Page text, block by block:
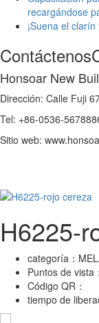
recargándose
¡Suena el
Contáctenos
Honsoar New
Dirección: Calle Fuji
Tel: +86-0536-
Sitio web:
H6225-
categoría：
Puntos de vista：
Código QR：
tiempo de